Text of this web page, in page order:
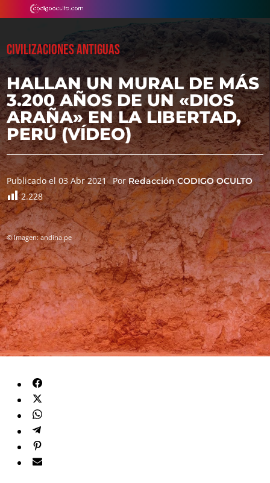
CIVILIZACIONES ANTIGUAS
HALLAN UN MURAL DE MÁS
3.200 AÑOS DE UN «DIOS
ARAÑA» EN LA LIBERTAD,
PERÚ (VÍDEO)
Publicado el 03 Abr 2021 PorRedacción CODIGO OCULTO
2.228
© Imagen: andina.pe